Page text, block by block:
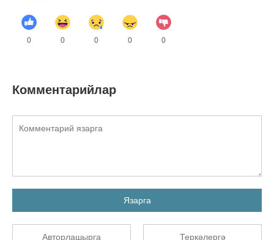
0 0 0 0 0
Комментарийлар
Язарга
Авторлашырга Теркәлергә